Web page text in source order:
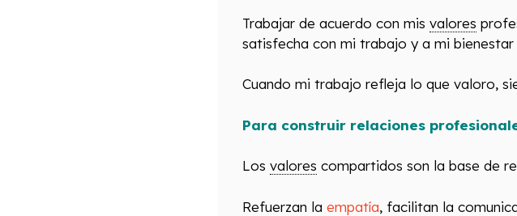
Trabajar de acuerdo con mis valores
satisfecha con mi trabajo y a mi bienestar
Cuando mi trabajo refleja lo que valoro,
Para construir relaciones
Los valores compartidos son la base de
Refuerzan la empatía, facilitan la